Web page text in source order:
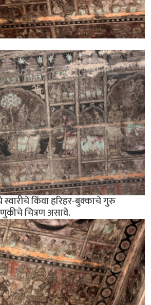
किंवा हरिहर-बुक्काचे गुरु
चित्रण असावे.